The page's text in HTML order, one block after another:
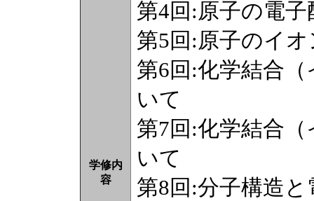
学修内
容
第4回:原子の電
第5回:原子のイ
第6回:化学結合
いて
第7回:化学結合
いて
第8回:分子構造